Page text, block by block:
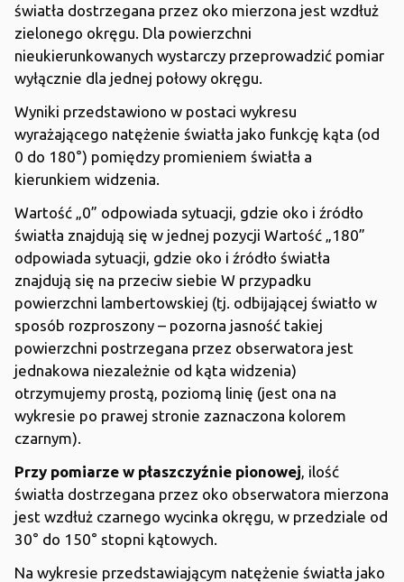
światła dostrzegana przez oko mierzona jest wzdłuż
zielonego okręgu. Dla powierzchni
nieukierunkowanych wystarczy przeprowadzić pomiar
wyłącznie dla jednej połowy okręgu.
Wyniki przedstawiono w postaci wykresu
wyrażającego natężenie światła jako funkcję kąta (od
0 do 180°) pomiędzy promieniem światła a
kierunkiem widzenia.
Wartość „0” odpowiada sytuacji, gdzie oko i źródło
światła znajdują się w jednej pozycji Wartość „180”
odpowiada sytuacji, gdzie oko i źródło światła
znajdują się na przeciw siebie W przypadku
powierzchni lambertowskiej (tj. odbijającej światło w
sposób rozproszony – pozorna jasność takiej
powierzchni postrzegana przez obserwatora jest
jednakowa niezależnie od kąta widzenia)
otrzymujemy prostą, poziomą linię (jest ona na
wykresie po prawej stronie zaznaczona kolorem
czarnym).
Przy pomiarze w płaszczyźnie pionowej , ilość
światła dostrzegana przez oko obserwatora mierzona
jest wzdłuż czarnego wycinka okręgu, w przedziale od
30° do 150° stopni kątowych.
Na wykresie przedstawiającym natężenie światła jako